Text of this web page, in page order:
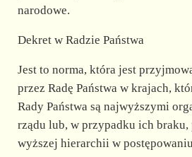
narodowe.
Dekret w Radzie Państwa
Jest to norma, która jest
przez Radę Państwa w krajach,
Rady Państwa są najwyższymi
rządu lub, w przypadku ich
wyższej hierarchii w